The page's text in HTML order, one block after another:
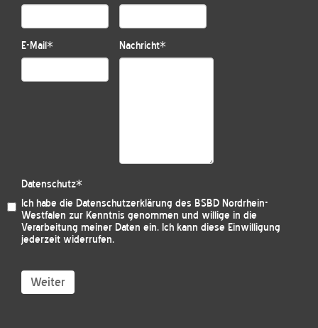
E-Mail* Nachricht*
Datenschutz*
Ich habe die Datenschutzerklärung des BSBD Nordrhein-
Westfalen zur Kenntnis genommen und willige in die
Verarbeitung meiner Daten ein. Ich kann diese Einwilligung
jederzeit widerrufen.
Weiter